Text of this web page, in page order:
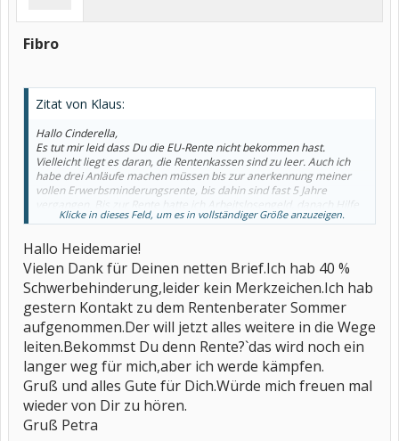
Gelsenkirchen gefunden.Über Eure Hilfe wäre ich dankbar.Macht
es gut und haltet die Ohren steif.Freue mich über Eure Post.
Gruß Petra
Fibro
Zitat von Klaus:
Hallo Cinderella,
Es tut mir leid dass Du die EU-Rente nicht bekommen hast.
Vielleicht liegt es daran, die Rentenkassen sind zu leer. Auch ich
habe drei Anläufe machen müssen bis zur anerkennung meiner
vollen Erwerbsminderungsrente, bis dahin sind fast 5 Jahre
vergangen. Bis zur Rente hatte ich Arbeitslosengeld, danach Hilfe
erhalten. Gehe zum VDK oder Reichsbund und hole Dir
leider musste ich die Klage zurückziehen weil keine Aussicht auf
erfolg. Mir ist sogar ein Gutachter im Rücken gefallen, en icgh
selbst teuer bezahlt habe, er hat da etwas falsch verstanden. Du
kannst ja auch in einem halben Jahr einen neuen Antrag stellen, in
dieser Zeit bringst Du Deine Ärzte dazu, genaue Befundberichte zu
schreiben, die auch die Einschränkungen mit dieser Erkrankung
beschreiben. Mache eine Schmerztherapie mit, gehe zum
Schmerztherapeuten. Gehe zum Orthopäden und zum
Rheumatologen. Suche Dir einen vertrauensvollen
Allgemeinmediziner als Hausarzt aus, der zu Dir steht und vor
allem, der Dich für voll nimmt. Du kannst auch Deinen
Rentenversicherer anrufen und nachfragen wie er denn diese
Erkrankung sieht, wie man diese beurteilt hat.
Lasse Dich nur nicht unterkriegen, lerne zu kämpfen. Wenn Du Dir
Klicke in dieses Feld, um es in vollständiger Größe anzuzeigen.
Hallo Heidemarie!
Vielen Dank für Deinen netten Brief.Ich hab 40 %
Schwerbehinderung,leider kein Merkzeichen.Ich hab
gestern Kontakt zu dem Rentenberater Sommer
aufgenommen.Der will jetzt alles weitere in die Wege
leiten.Bekommst Du denn Rente?`das wird noch ein
langer weg für mich,aber ich werde kämpfen.
Gruß und alles Gute für Dich.Würde mich freuen mal
wieder von Dir zu hören.
Gruß Petra